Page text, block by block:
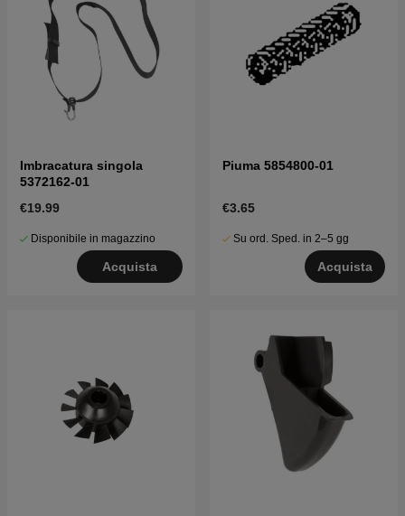
Imbracatura singola
5372162-01
€19.99
Disponibile in magazzino
Acquista
Piuma 5854800-01
€3.65
Su ord. Sped. in 2–5 gg
Acquista